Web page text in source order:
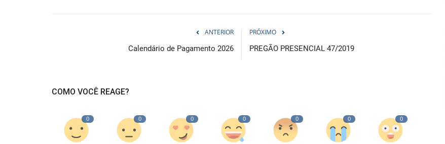
ANTERIOR
Calendário de Pagamento 2026
PRÓXIMO
PREGÃO PRESENCIAL 47/2019
COMO VOCÊ REAGE?
0 0 0 0 0 0 0